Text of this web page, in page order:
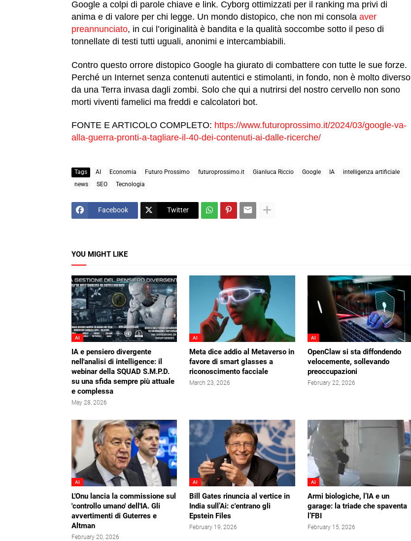
Google a colpi di parole chiave e link. Cyborg ottimizzati per il ranking ma privi di
anima e di valore per chi legge. Un mondo distopico, che non mi consola aver
preannunciato, in cui l’originalità è bandita e la qualità soccombe sotto il peso di
tonnellate di testi tutti uguali, anonimi e intercambiabili.
Contro questo orrore distopico Google ha giurato di combattere con tutte le sue forze.
Perché un Internet senza contenuti autentici e stimolanti, in fondo, non è molto diverso
da una Terra invasa dagli zombi. Solo che qui a nutrirsi del nostro cervello non sono
morti viventi famelici ma freddi e calcolatori bot.
FONTE E ARTICOLO COMPLETO: https://www.futuroprossimo.it/2024/03/google-va-
alla-guerra-pronti-a-tagliare-il-40-dei-contenuti-ai-dalle-ricerche/
Tags AI Economia Futuro Prossimo futuroprossimo.it Gianluca Riccio Google IA
intelligenza artificiale
news
SEO Tecnologia
Facebook Twitter
YOU MIGHT LIKE
AI
IA e pensiero divergente
nell'analisi di intelligence: il
webinar della SQUAD S.M.P.D.
su una sfida sempre più attuale
e complessa
May 28, 2026
AI
Meta dice addio al Metaverso in
favore di smart glasses a
riconoscimento facciale
March 23, 2026
AI
OpenClaw si sta diffondendo
velocemente, sollevando
preoccupazioni
February 22, 2026
AI
L'Onu lancia la commissione sul
'controllo umano' dell'IA. Gli
avvertimenti di Guterres e
Altman
February 20, 2026
AI
Bill Gates rinuncia al vertice in
India sull’Ai: c'entrano gli
Epstein Files
February 19, 2026
AI
Armi biologiche, l’IA e un
garage: la triade che spaventa
l’FBI
February 15, 2026